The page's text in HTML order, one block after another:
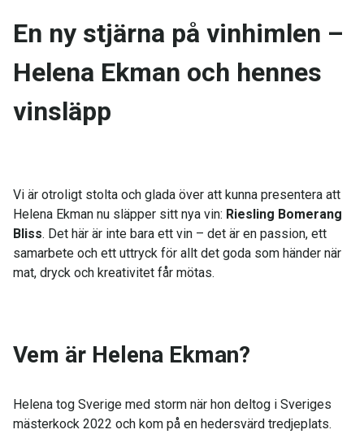
En ny stjärna på vinhimlen –
Helena Ekman och hennes
vin­släpp
Vi är otroligt stolta och glada över att kunna presentera att
Helena Ekman nu släpper sitt nya vin: Riesling Bomerang
Bliss. Det här är inte bara ett vin – det är en passion, ett
samarbete och ett uttryck för allt det goda som händer när
mat, dryck och kreativitet får mötas.
Vem är Helena Ekman?
Helena tog Sverige med storm när hon deltog i Sveriges
mästerkock 2022 och kom på en hedersvärd tredjeplats.